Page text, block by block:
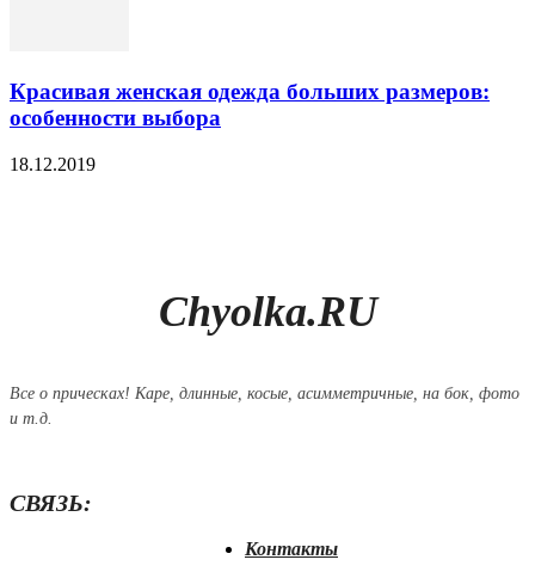
Красивая женская одежда больших размеров:
особенности выбора
18.12.2019
Chyolka.RU
Все о прическах! Каре, длинные, косые, асимметричные, на бок, фото
и т.д.
СВЯЗЬ:
Контакты